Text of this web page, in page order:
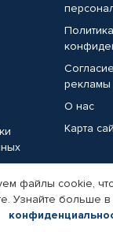
Политика
рекламы
О нас
Карта
файлы cookie,
Узнайте больше